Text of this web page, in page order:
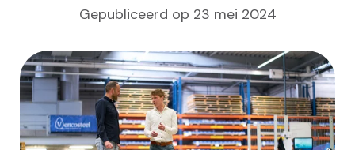
Gepubliceerd op 23 mei 2024